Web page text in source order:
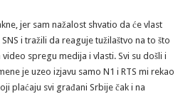
jer sam nažalost shvatio da će vlast
i tražili da reaguje tužilaštvo na to što
spregu medija i vlasti. Svi su došli i
je uzeo izjavu samo N1 i RTS mi rekao
plaćaju svi građani Srbije čak i na